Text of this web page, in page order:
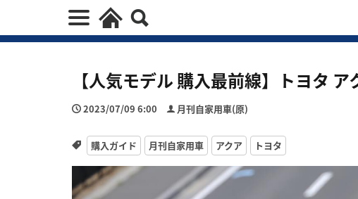
【人気モデル 購入最前線】トヨタ ア
2023/07/09 6:00 月刊自家用車(原)
購入ガイド 月刊自家用車 アクア トヨタ